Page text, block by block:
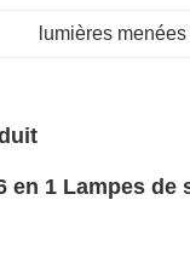
lumières
en 1 Lampes